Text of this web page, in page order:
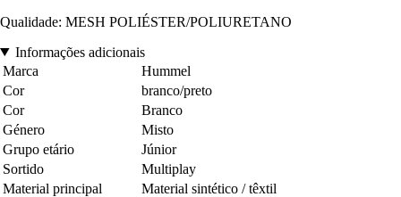
Qualidade: MESH POLIÉSTER/POLIURETANO
Informações adicionais
Marca
Hummel
Cor
branco/preto
Cor
Branco
Género
Misto
Grupo etário
Júnior
Sortido
Multiplay
Material principal
Material sintético / têxtil